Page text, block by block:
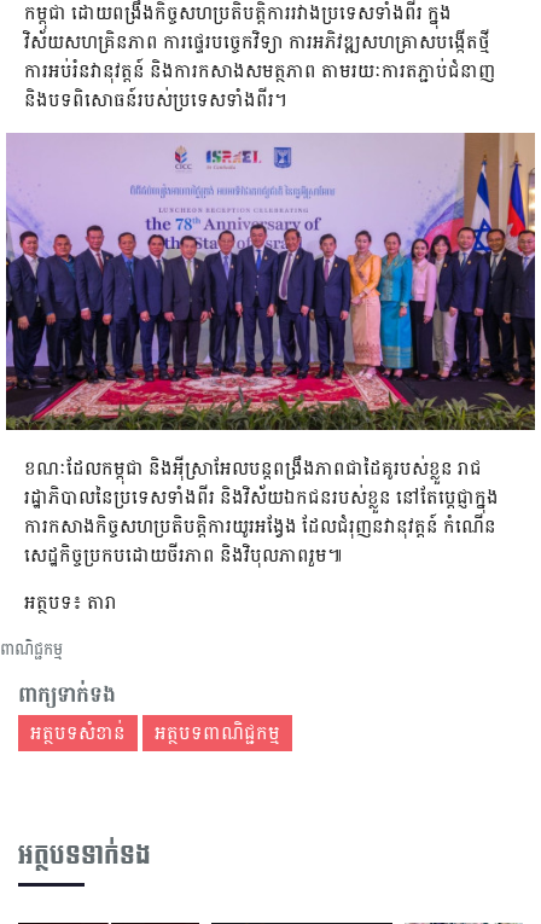
កម្ពុជា ដោយពង្រឹងកិច្ចសហប្រតិបត្តិការរវាងប្រទេសទាំងពីរ ក្នុង
វិស័យសហគ្រិនភាព ការផ្ទេរបច្ចេកវិទ្យា ការអភិវឌ្ឍសហគ្រាសបង្កើតថ្មី
ការអប់រំនវានុវត្តន៍ និងការកសាងសមត្ថភាព តាមរយៈការតភ្ជាប់ជំនាញ
និងបទពិសោធន៍របស់ប្រទេសទាំងពីរ។
ខណៈដែលកម្ពុជា និងអុីស្រាអែលបន្តពង្រឹងភាពជាដៃគូរបស់ខ្លួន រាជ
រដ្ឋាភិបាលនៃប្រទេសទាំងពីរ និងវិស័យឯកជនរបស់ខ្លួន នៅតែប្តេជ្ញាក្នុង
ការកសាងកិច្ចសហប្រតិបត្តិការយូរអង្វែង ដែលជំរុញនវានុវត្តន៍ កំណើន
សេដ្ឋកិច្ចប្រកបដោយចីរភាព និងវិបុលភាពរួម៕
អត្ថបទ៖ តារា
ពាណិជ្ជកម្ម
ពាក្យទាក់ទង
អត្ថបទសំខាន់ អត្ថបទពាណិជ្ជកម្ម
អត្ថបទទាក់ទង